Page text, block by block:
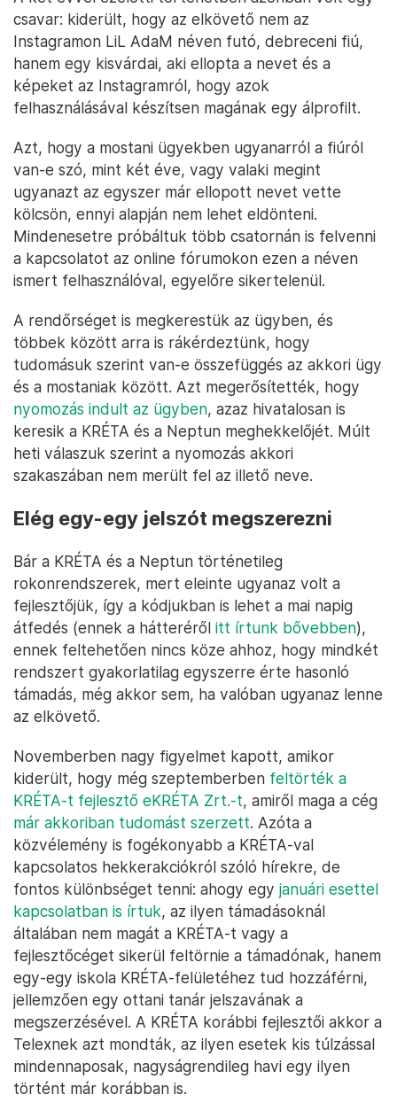
csavar: kiderült, hogy az elkövető nem az
Instagramon LiL AdaM néven futó, debreceni fiú,
hanem egy kisvárdai, aki ellopta a nevet és a
képeket az Instagramról, hogy azok
felhasználásával készítsen magának egy álprofilt.
Azt, hogy a mostani ügyekben ugyanarról a fiúról
van-e szó, mint két éve, vagy valaki megint
ugyanazt az egyszer már ellopott nevet vette
kölcsön, ennyi alapján nem lehet eldönteni.
Mindenesetre próbáltuk több csatornán is felvenni
a kapcsolatot az online fórumokon ezen a néven
ismert felhasználóval, egyelőre sikertelenül.
A rendőrséget is megkerestük az ügyben, és
többek között arra is rákérdeztünk, hogy
tudomásuk szerint van-e összefüggés az akkori ügy
és a mostaniak között. Azt megerősítették, hogy
nyomozás indult az ügyben, azaz hivatalosan is
keresik a KRÉTA és a Neptun meghekkelőjét. Múlt
heti válaszuk szerint a nyomozás akkori
szakaszában nem merült fel az illető neve.
Elég egy-egy jelszót megszerezni
Bár a KRÉTA és a Neptun történetileg
rokonrendszerek, mert eleinte ugyanaz volt a
fejlesztőjük, így a kódjukban is lehet a mai napig
átfedés (ennek a hátteréről itt írtunk bővebben),
ennek feltehetően nincs köze ahhoz, hogy mindkét
rendszert gyakorlatilag egyszerre érte hasonló
támadás, még akkor sem, ha valóban ugyanaz lenne
az elkövető.
Novemberben nagy figyelmet kapott, amikor
kiderült, hogy még szeptemberben feltörték a
KRÉTA-t fejlesztő eKRÉTA Zrt.-t, amiről maga a cég
már akkoriban tudomást szerzett. Azóta a
közvélemény is fogékonyabb a KRÉTA-val
kapcsolatos hekkerakciókról szóló hírekre, de
fontos különbséget tenni: ahogy egy januári esettel
kapcsolatban is írtuk, az ilyen támadásoknál
általában nem magát a KRÉTA-t vagy a
fejlesztőcéget sikerül feltörnie a támadónak, hanem
egy-egy iskola KRÉTA-felületéhez tud hozzáférni,
jellemzően egy ottani tanár jelszavának a
megszerzésével. A KRÉTA korábbi fejlesztői akkor a
Telexnek azt mondták, az ilyen esetek kis túlzással
mindennaposak, nagyságrendileg havi egy ilyen
történt már korábban is.